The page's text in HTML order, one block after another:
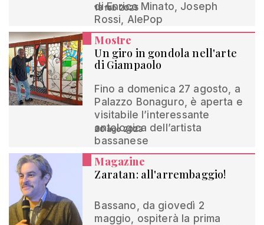
di Enrico Minato, Joseph
Rossi, AlePop
18 feb 2025
Mostre
Un giro in gondola nell'arte
di Giampaolo
Fino a domenica 27 agosto, a
Palazzo Bonaguro, è aperta e
visitabile l’interessante
antologica dell’artista
bassanese
20 ago 2023
Magazine
Zaratan: all'arrembaggio!
Bassano, da giovedì 2
maggio, ospiterà la prima